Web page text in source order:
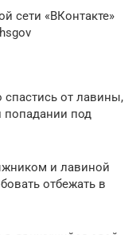
сети «ВКонтакте»
от лавины,
попадании под
и лавиной
отбежать в